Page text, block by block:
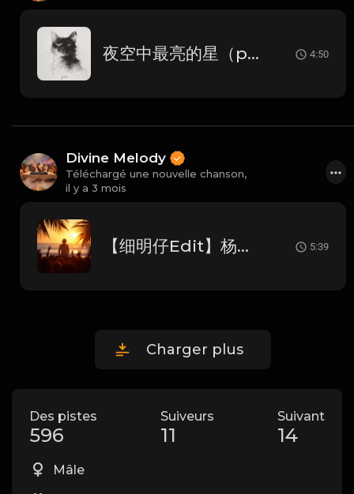
夜空中最亮的星（progressive House） 4:50
Divine Melody
Téléchargé une nouvelle chanson,
il y a 3 mois
【细明仔Edit】杨胜屿 - 你的眼神(东杰-Deng子 FunkyHouse Mix粤语男) 5:39
Charger plus
Des pistes
596
Suiveurs
11
Suivant
14
Mâle